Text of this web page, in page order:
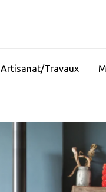
Artisanat/Travaux